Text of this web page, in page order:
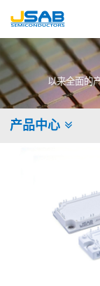
以来全面的
产品中心